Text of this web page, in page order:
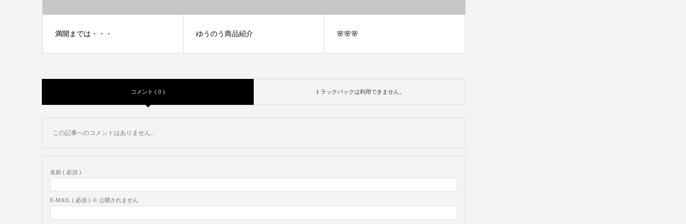
満開までは・・・ ゆうのう商品紹介 🌸🌸🌸
コメント ( 0 ) トラックバックは利用できません。
この記事へのコメントはありません。
名前 ( 必須 )
E-MAIL ( 必須 ) ※ 公開されません